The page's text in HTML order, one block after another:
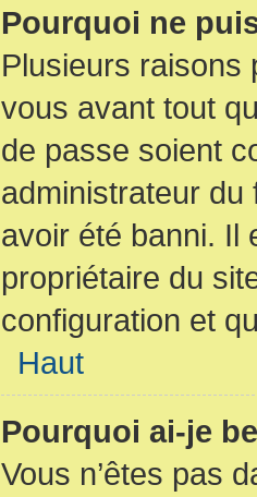
Pourquoi ne
Plusieurs raisons
vous avant tout
de passe soient
administrateur
avoir été banni. Il
propriétaire du
configuration et
Haut
Pourquoi ai-je
Vous n’êtes pas